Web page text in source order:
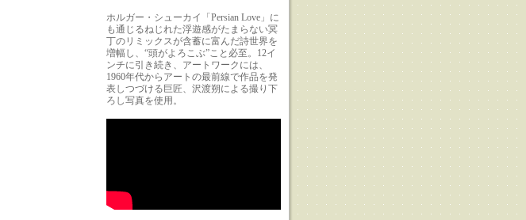
ホルガー・シューカイ「Persian Love」に
も通じるねじれた浮遊感がたまらない冥
丁のリミックスが含蓄に富んだ詩世界を
増幅し、“頭がよろこぶ”こと必至。12イ
ンチに引き続き、アートワークには、
1960年代からアートの最前線で作品を発
表しつづける巨匠、沢渡朔による撮り下
ろし写真を使用。